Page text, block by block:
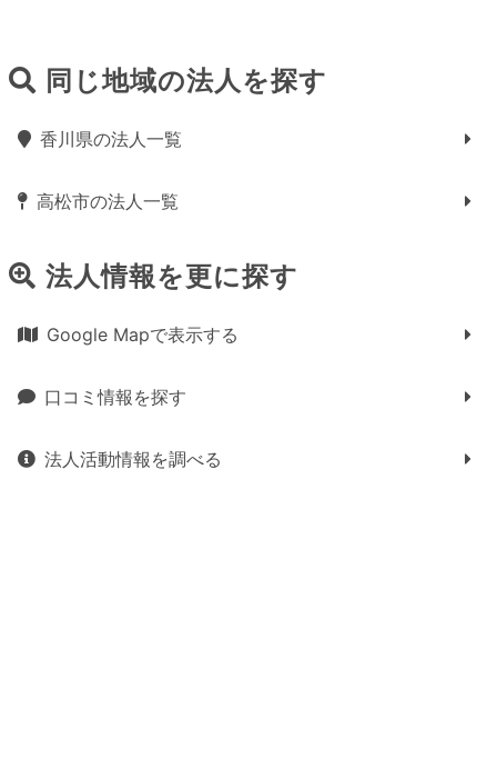
同じ地域の法人を探す
香川県の法人一覧
高松市の法人一覧
法人情報を更に探す
Google Mapで表示する
口コミ情報を探す
法人活動情報を調べる